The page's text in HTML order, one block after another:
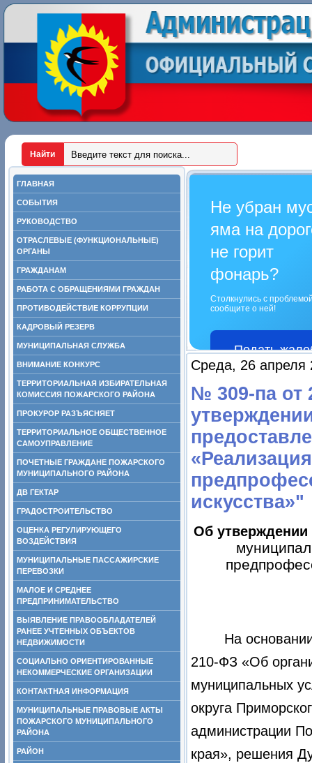
ГЛАВНАЯ
СОБЫТИЯ
РУКОВОДСТВО
ОТРАСЛЕВЫЕ (ФУНКЦИОНАЛЬНЫЕ)
ОРГАНЫ
ГРАЖДАНАМ
РАБОТА С ОБРАЩЕНИЯМИ ГРАЖДАН
ПРОТИВОДЕЙСТВИЕ КОРРУПЦИИ
КАДРОВЫЙ РЕЗЕРВ
МУНИЦИПАЛЬНАЯ СЛУЖБА
ВНИМАНИЕ КОНКУРС
ТЕРРИТОРИАЛЬНАЯ ИЗБИРАТЕЛЬНАЯ
КОМИССИЯ ПОЖАРСКОГО РАЙОНА
ПРОКУРОР РАЗЪЯСНЯЕТ
ТЕРРИТОРИАЛЬНОЕ ОБЩЕСТВЕННОЕ
САМОУПРАВЛЕНИЕ
ПОЧЕТНЫЕ ГРАЖДАНЕ ПОЖАРСКОГО
МУНИЦИПАЛЬНОГО РАЙОНА
ДВ ГЕКТАР
ГРАДОСТРОИТЕЛЬСТВО
ОЦЕНКА РЕГУЛИРУЮЩЕГО
ВОЗДЕЙСТВИЯ
МУНИЦИПАЛЬНЫЕ ПАССАЖИРСКИЕ
ПЕРЕВОЗКИ
МАЛОЕ И СРЕДНЕЕ
ПРЕДПРИНИМАТЕЛЬСТВО
ВЫЯВЛЕНИЕ ПРАВООБЛАДАТЕЛЕЙ
РАНЕЕ УЧТЕННЫХ ОБЪЕКТОВ
НЕДВИЖИМОСТИ
СОЦИАЛЬНО ОРИЕНТИРОВАННЫЕ
НЕКОММЕРЧЕСКИЕ ОРГАНИЗАЦИИ
КОНТАКТНАЯ ИНФОРМАЦИЯ
МУНИЦИПАЛЬНЫЕ ПРАВОВЫЕ АКТЫ
ПОЖАРСКОГО МУНИЦИПАЛЬНОГО
РАЙОНА
РАЙОН
Не убран
яма на
не горит
фонарь?
Столкнулись с
сообщите о ней!
Подать
Среда, 26 апреля
№ 309-па от
искусства»"
Об утверждении
На
210-ФЗ «Об
муниципальных
округа
администрации
края», решения